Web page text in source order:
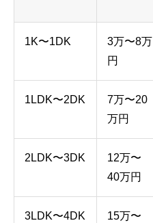
1K〜1DK
3万〜8万
円
1LDK〜2DK
7万〜20
万円
2LDK〜3DK
12万〜
40万円
3LDK〜4DK
15万〜